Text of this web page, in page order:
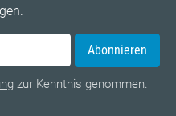
Abonnieren
zur Kenntnis genommen.